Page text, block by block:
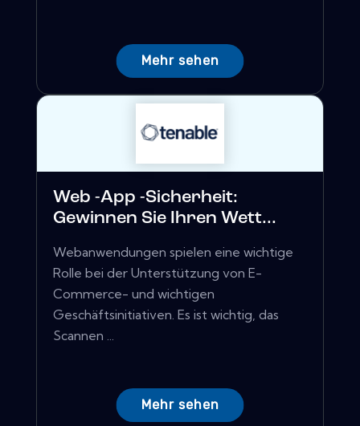
Mehr sehen
Web -App -Sicherheit:
Gewinnen Sie Ihren Wett...
Webanwendungen spielen eine wichtige
Rolle bei der Unterstützung von E-
Commerce- und wichtigen
Geschäftsinitiativen. Es ist wichtig, das
Scannen ...
Mehr sehen